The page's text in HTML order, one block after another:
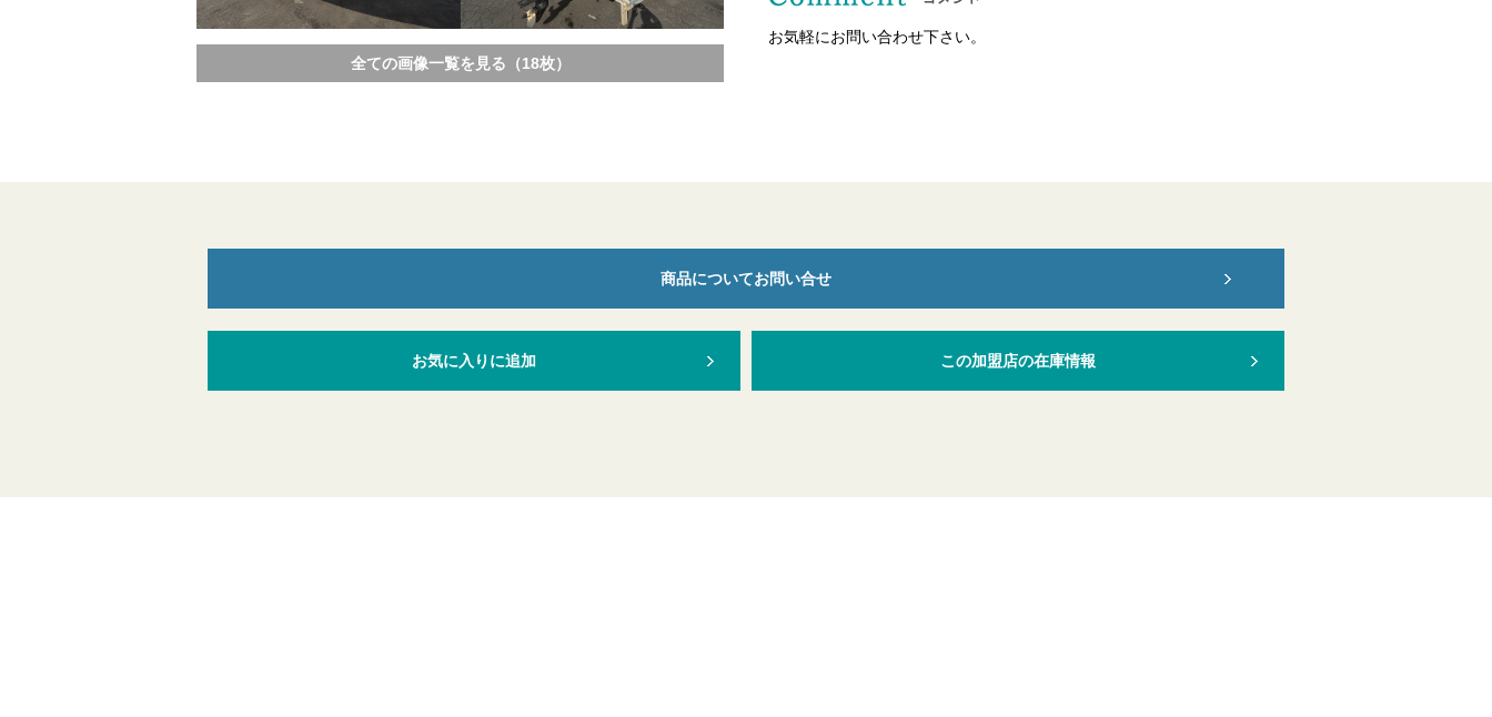
全ての画像一覧を見る（18枚）
お気軽にお問い合わせ下さい。
商品についてお問い合せ
お気に入りに追加 この加盟店の在庫情報